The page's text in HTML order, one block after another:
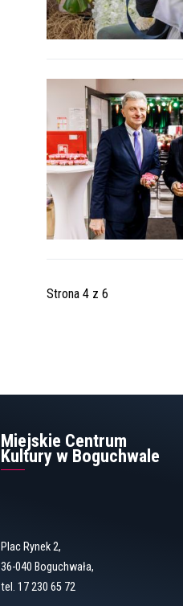
Strona 4 z 6
Miejskie Centrum
Kultury w Boguchwale
Plac Rynek 2,
36-040 Boguchwała,
tel. 17 230 65 72